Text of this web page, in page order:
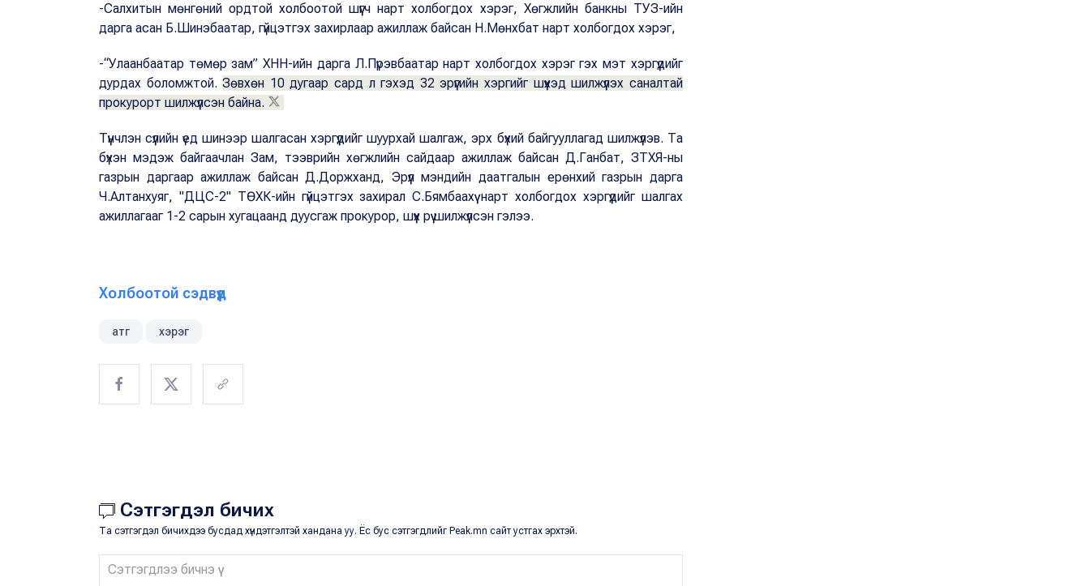
-Салхитын мөнгөний ордтой холбоотой шүүгч нарт холбогдох хэрэг, Хөгжлийн банкны ТУЗ-ийн
дарга асан Б.Шинэбаатар, гүйцэтгэх захирлаар ажиллаж байсан Н.Мөнхбат нарт холбогдох хэрэг,
-“Улаанбаатар төмөр зам” ХНН-ийн дарга Л.Пүрэвбаатар нарт холбогдох хэрэг гэх мэт хэргүүдийг
дурдах боломжтой.Зөвхөн 10 дугаар сард л гэхэд 32 эрүүгийн хэргийг шүүхэд шилжүүлэх саналтай
прокурорт шилжүүлсэн байна.
Түүнчлэн сүүлийн үед шинээр шалгасан хэргүүдийг шуурхай шалгаж, эрх бүхий байгууллагад шилжүүлэв. Та
бүхэн мэдэж байгаачлан Зам, тээврийн хөгжлийн сайдаар ажиллаж байсан Д.Ганбат, ЗТХЯ-ны
газрын даргаар ажиллаж байсан Д.Доржханд, Эрүүл мэндийн даатгалын ерөнхий газрын дарга
Ч.Алтанхуяг, "ДЦС-2" ТӨХК-ийн гүйцэтгэх захирал С.Бямбаахүү нарт холбогдох хэргүүдийг шалгах
ажиллагааг 1-2 сарын хугацаанд дуусгаж прокурор, шүүх рүү шилжүүлсэн гэлээ.
Холбоотой сэдвүүд
атг хэрэг
Сэтгэгдэл бичих
Та сэтгэгдэл бичихдээ бусдад хүндэтгэлтэй хандана уу. Ёс бус сэтгэгдлийг Peak.mn сайт устгах эрхтэй.